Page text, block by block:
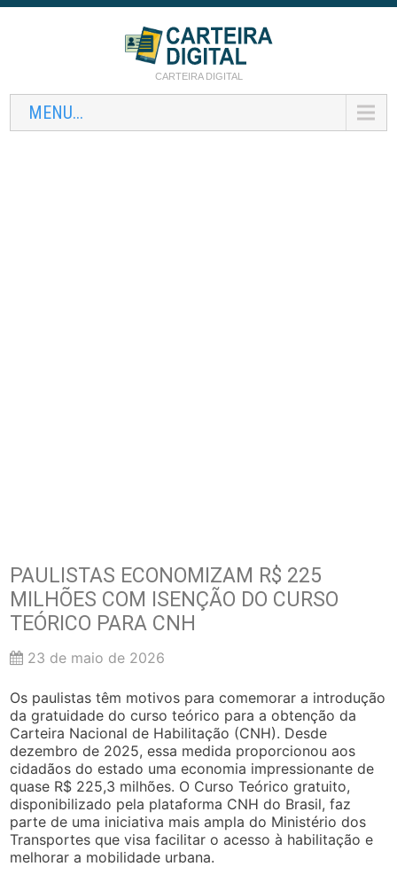
CARTEIRA DIGITAL
MENU...
PAULISTAS ECONOMIZAM R$ 225
MILHÕES COM ISENÇÃO DO CURSO
TEÓRICO PARA CNH
23 de maio de 2026
Os paulistas têm motivos para comemorar a introdução
da gratuidade do curso teórico para a obtenção da
Carteira Nacional de Habilitação (CNH). Desde
dezembro de 2025, essa medida proporcionou aos
cidadãos do estado uma economia impressionante de
quase R$ 225,3 milhões. O Curso Teórico gratuito,
disponibilizado pela plataforma CNH do Brasil, faz
parte de uma iniciativa mais ampla do Ministério dos
Transportes que visa facilitar o acesso à habilitação e
melhorar a mobilidade urbana.